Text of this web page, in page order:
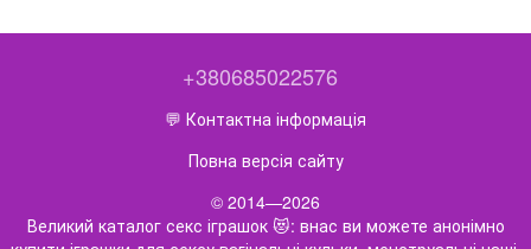
+380685022576
💬 Контактна інформація
Повна версія сайту
© 2014—2026
Великий каталог секс іграшок 😻: внас ви можете анонімно